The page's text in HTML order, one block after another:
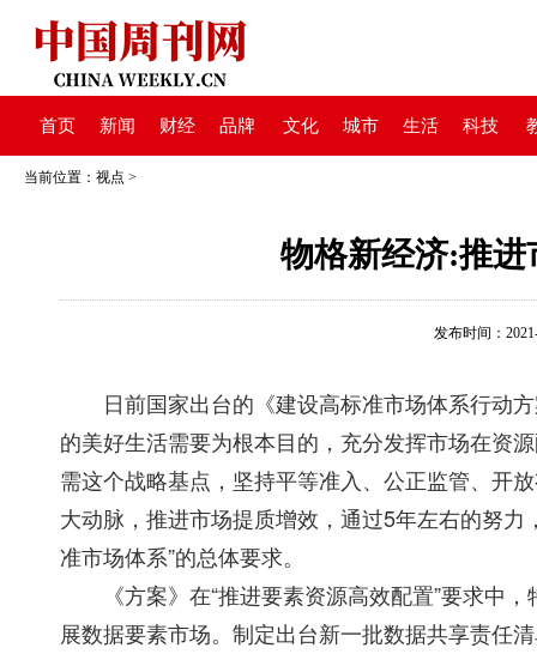
首页 新闻 财经 品牌 文化 城市 生活 科技
当前位置： 视点 >
物格新经济:推
发布时间：
日前国家出台的《建设高标准市场体系行动方
的美好生活需要为根本目的，充分发挥市场在资
需这个战略基点，坚持平等准入、公正监管、开
大动脉，推进市场提质增效，通过5年左右的努
准市场体系”的总体要求。
《方案》在“推进要素资源高效配置”要求中，
展数据要素市场。制定出台新一批数据共享责任